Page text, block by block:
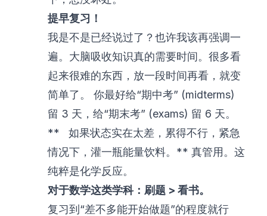
提早复习！
我是不是已经说过了？也许我该再强调一
遍。大脑吸收知识真的需要时间。很多看
起来很难的东西，放一段时间再看，就变
简单了。 你最好给“期中考” (midterms)
留 3 天，给“期末考” (exams) 留 6 天。
** 如果状态实在太差，累得不行，紧急
情况下，灌一瓶能量饮料。** 真管用。这
纯粹是化学反应。
对于数学这类学科：刷题 > 看书。
复习到“差不多能开始做题”的程度就行